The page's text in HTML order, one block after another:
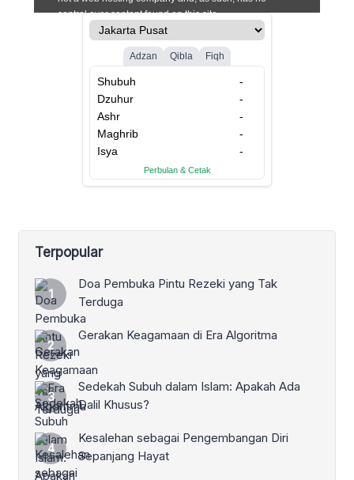
Terpopular
Doa Pembuka Pintu Rezeki yang Tak
Terduga
Gerakan Keagamaan di Era Algoritma
Sedekah Subuh dalam Islam: Apakah Ada
Dalil Khusus?
Kesalehan sebagai Pengembangan Diri
Sepanjang Hayat